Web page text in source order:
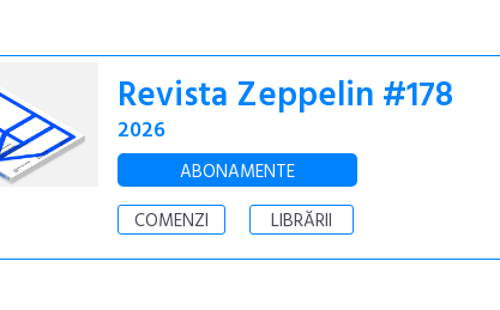
Revista Zeppelin #178
2026
ABONAMENTE
COMENZI
LIBRĂRII